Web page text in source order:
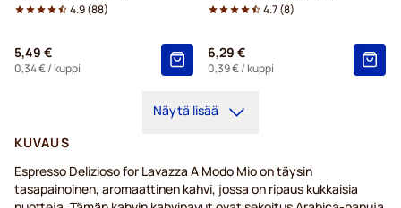
4.9(88)
5,49 €
0,34 €/ kuppi
4.7(8)
6,29 €
0,39 €/ kuppi
Näytä lisää
KUVAUS
Espresso Delizioso for Lavazza A Modo Mio on täysin
tasapainoinen, aromaattinen kahvi, jossa on ripaus kukkaisia